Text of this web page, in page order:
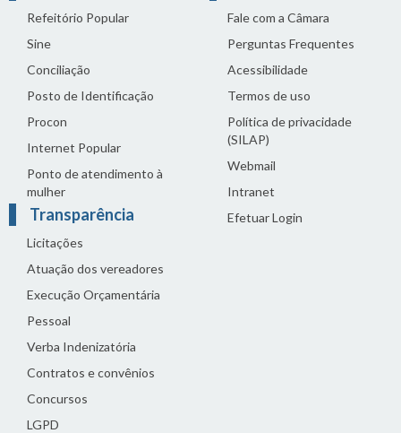
Refeitório Popular
Sine
Conciliação
Posto de Identificação
Procon
Internet Popular
Ponto de atendimento à
mulher
Transparência
Licitações
Atuação dos vereadores
Execução Orçamentária
Pessoal
Verba Indenizatória
Contratos e convênios
Concursos
LGPD
Fale com a Câmara
Perguntas Frequentes
Acessibilidade
Termos de uso
Política de privacidade
(SILAP)
Webmail
Intranet
Efetuar Login